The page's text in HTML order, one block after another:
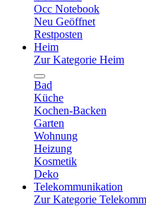
Occ Notebook
Neu Geöffnet
Restposten
Heim
Zur Kategorie Heim
Bad
Küche
Kochen-Backen
Garten
Wohnung
Heizung
Kosmetik
Deko
Telekommunikation
Zur Kategorie